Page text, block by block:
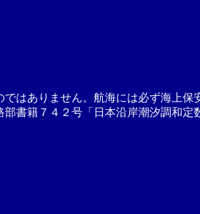
はありません。航海には必ず海上保
書籍７４２号「日本沿岸潮汐調和定